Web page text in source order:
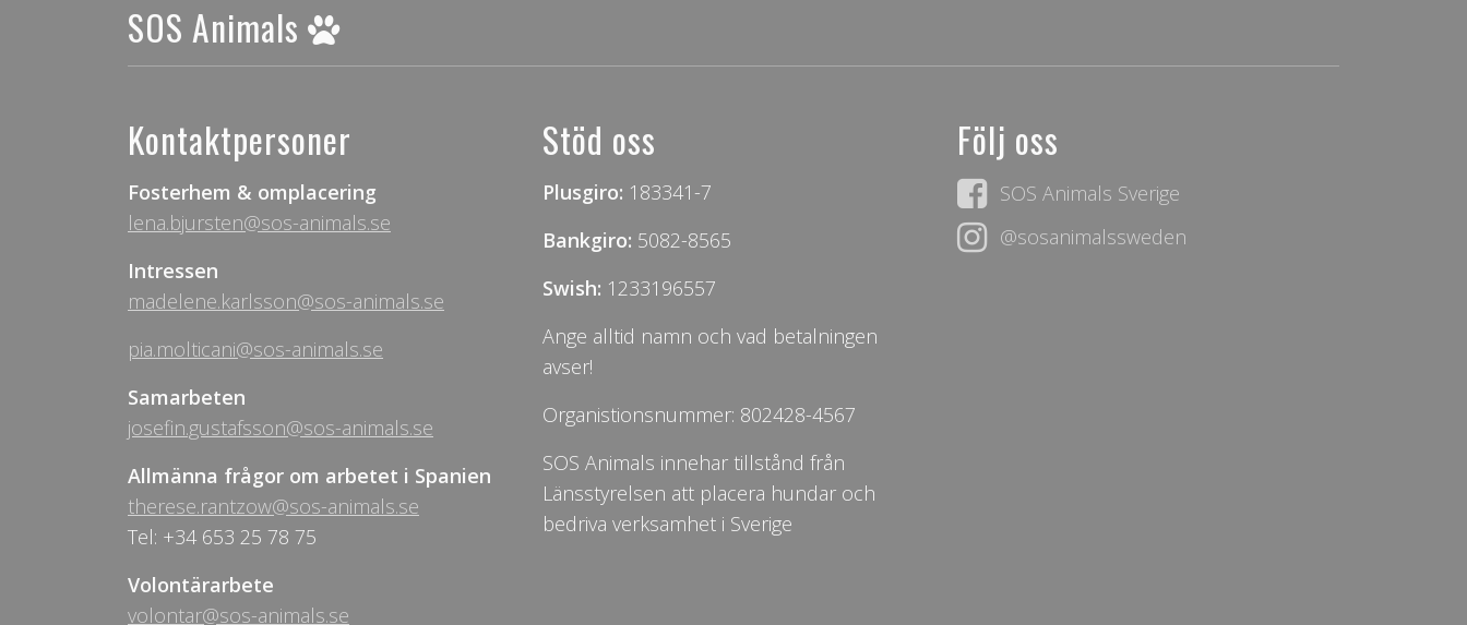
SOS Animals
Kontaktpersoner
Fosterhem & omplacering
lena.bjursten@sos-animals.se
Intressen
madelene.karlsson@sos-animals.se
pia.molticani@sos-animals.se
Samarbeten
josefin.gustafsson@sos-animals.se
Allmänna frågor om arbetet i Spanien
therese.rantzow@sos-animals.se
Tel: +34 653 25 78 75
Volontärarbete
volontar@sos-animals.se
Stöd oss
Plusgiro: 183341-7
Bankgiro: 5082-8565
Swish: 1233196557
Ange alltid namn och vad betalningen
avser!
Organistionsnummer: 802428-4567
SOS Animals innehar tillstånd från
Länsstyrelsen att placera hundar och
bedriva verksamhet i Sverige
Följ oss
SOS Animals Sverige
@sosanimalssweden